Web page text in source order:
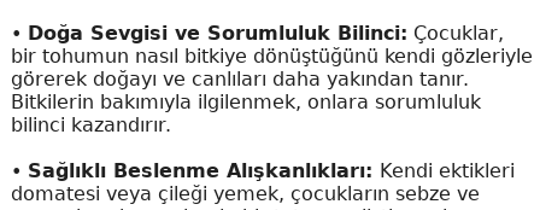
• Doğa Sevgisi ve Sorumluluk Bilinci: Çocuklar,
bir tohumun nasıl bitkiye dönüştüğünü kendi gözleriyle
görerek doğayı ve canlıları daha yakından tanır.
Bitkilerin bakımıyla ilgilenmek, onlara sorumluluk
bilinci kazandırır.
• Sağlıklı Beslenme Alışkanlıkları: Kendi ektikleri
domatesi veya çileği yemek, çocukların sebze ve